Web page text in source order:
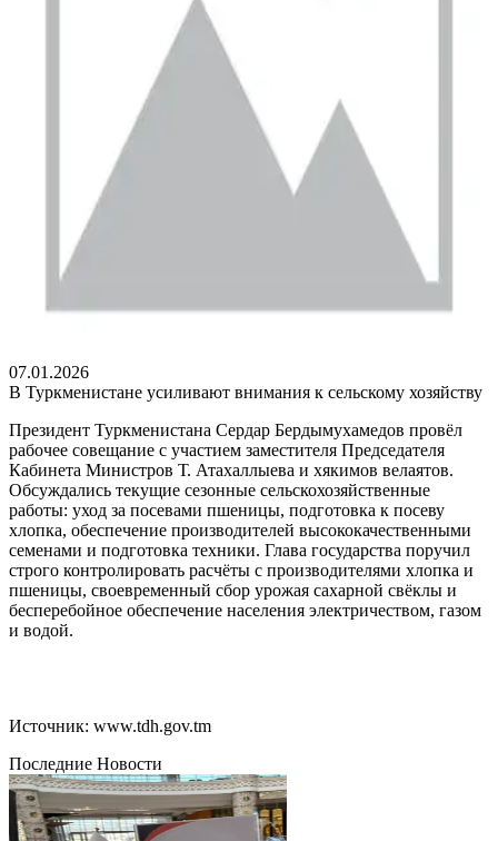
07.01.2026
В Туркменистане усиливают внимания к сельскому хозяйству
Президент Туркменистана Сердар Бердымухамедов провёл
рабочее совещание с участием заместителя Председателя
Кабинета Министров Т. Атaхаллыева и хякимов велаятов.
Обсуждались текущие сезонные сельскохозяйственные
работы: уход за посевами пшеницы, подготовка к посеву
хлопка, обеспечение производителей высококачественными
семенами и подготовка техники. Глава государства поручил
строго контролировать расчёты с производителями хлопка и
пшеницы, своевременный сбор урожая сахарной свёклы и
бесперебойное обеспечение населения электричеством, газом
и водой.
Источник: www.tdh.gov.tm
Последние Новости